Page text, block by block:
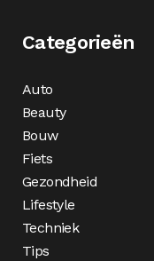
Categorieën
Auto
Beauty
Bouw
Fiets
Gezondheid
Lifestyle
Techniek
Tips